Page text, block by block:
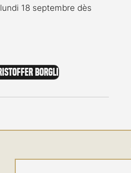
18 septembre dès
Borgli